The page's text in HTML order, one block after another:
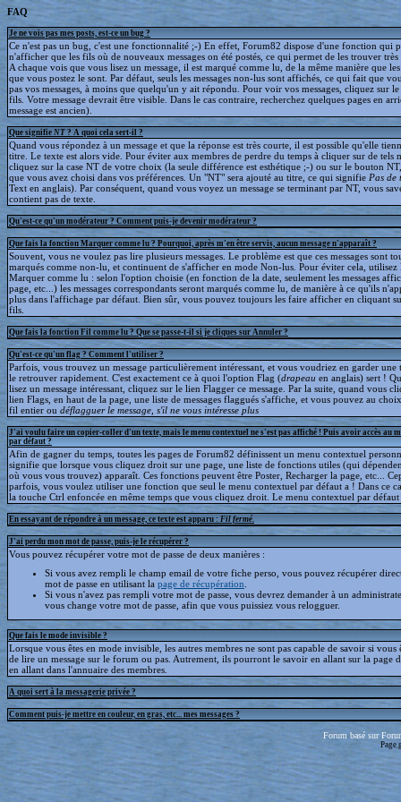
FAQ
Je ne vois pas mes posts, est-ce un bug ?
Ce n'est pas un bug, c'est une fonctionnalité ;-) En effet, Forum82 dispose d'une fonction qui
n'afficher que les fils où de nouveaux messages on été postés, ce qui permet de les trouver
A chaque vois que vous lisez un message, il est marqué comme lu, de la même manière que les
que vous postez le sont. Par défaut, seuls les messages non-lus sont affichés, ce qui fait que
pas vos messages, à moins que quelqu'un y ait répondu. Pour voir vos messages, cliquez sur
fils. Votre message devrait être visible. Dans le cas contraire, recherchez quelques pages en
message est ancien).
Que signifie NT ? A quoi cela sert-il ?
Quand vous répondez à un message et que la réponse est très courte, il est possible qu'elle
titre. Le texte est alors vide. Pour éviter aux membres de perdre du temps à cliquer sur de tels
cliquez sur la case NT de votre choix (la seule différence est esthétique ;-) ou sur le bouton
que vous avez choisi dans vos préférences. Un "NT" sera ajouté au titre, ce qui signifie Pas de
Text en anglais). Par conséquent, quand vous voyez un message se terminant par NT, vous
contient pas de texte.
Qu'est-ce qu'un modérateur ? Comment puis-je devenir modérateur ?
Que fais la fonction Marquer comme lu ? Pourquoi, après m'en être servis, aucun message n'apparaît ?
Souvent, vous ne voulez pas lire plusieurs messages. Le problème est que ces messages sont
marqués comme non-lu, et continuent de s'afficher en mode Non-lus. Pour éviter cela,
Marquer comme lu : selon l'option choisie (en fonction de la date, seulement les messages
page, etc...) les messages correspondants seront marqués comme lu, de manière à ce qu'ils
plus dans l'affichage par défaut. Bien sûr, vous pouvez toujours les faire afficher en cliquant
fils.
Que fais la fonction Fil comme lu ? Que se passe-t-il si je cliques sur Annuler ?
Qu'est-ce qu'un flag ? Comment l'utiliser ?
Parfois, vous trouvez un message particulièrement intéressant, et vous voudriez en garder une
le retrouver rapidement. C'est exactement ce à quoi l'option Flag (drapeau en anglais) sert !
lisez un message intéressant, cliquez sur le lien Flagger ce message. Par la suite, quand vous
lien Flags, en haut de la page, une liste de messages flaggués s'affiche, et vous pouvez au
fil entier ou déflagguerle message, s'il ne vous intéresse plus
J'ai voulu faire un copier-coller d'un texte, mais le menu contextuel ne s'est pas affiché ! Puis avoir accès au
par défaut ?
Afin de gagner du temps, toutes les pages de Forum82 définissent un menu contextuel
signifie que lorsque vous cliquez droit sur une page, une liste de fonctions utiles (qui
où vous vous trouvez) apparaît. Ces fonctions peuvent être Poster, Recharger la page, etc...
parfois, vous voulez utiliser une fonction que seul le menu contextuel par défaut a ! Dans ce
la touche Ctrl enfoncée en même temps que vous cliquez droit. Le menu contextuel par
En essayant de répondre à un message, ce texte est apparu : Fil fermé
J'ai perdu mon mot de passe, puis-je le récupérer ?
Vous pouvez récupérer votre mot de passe de deux manières :
Si vous avez rempli le champ email de votre fiche perso, vous pouvez récupérer
mot de passe en utilisant la page de récupération
Si vous n'avez pas rempli votre mot de passe, vous devrez demander à un
vous change votre mot de passe, afin que vous puissiez vous relogguer.
Que fais le mode invisible ?
Lorsque vous êtes en mode invisible, les autres membres ne sont pas capable de savoir si vous
de lire un message sur le forum ou pas. Autrement, ils pourront le savoir en allant sur la page
en allant dans l'annuaire des membres.
A quoi sert à la messagerie privée ?
Comment puis-je mettre en couleur, en gras, etc... mes messages ?
Forum basé sur
Page